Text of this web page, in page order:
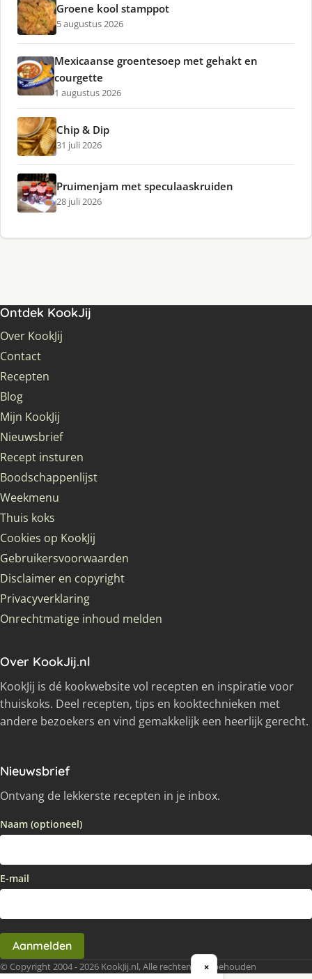
Groene kool stamppot
5 augustus 2026
Mexicaanse groentesoep met gehakt en
courgette
1 augustus 2026
Chip & Dip
31 juli 2026
Pruimenjam met speculaaskruiden
28 juli 2026
Ontdek KookJij
Over KookJij
Contact
Recepten
Blog
Mijn KookJij
Nieuwsbrief
Recept insturen
Boodschappenlijst
Weekmenu
Thuis koks
Cookies op KookJij
Gebruikersvoorwaarden
Disclaimer en copyright
Privacyverklaring
Onrechtmatige inhoud melden
Over KookJij.nl
KookJij is dé kookwebsite vol recepten en inspiratie voor
thuiskoks. Deel recepten, tips en kooktechnieken met
andere bezoekers en vind gemakkelijk een heerlijk gerecht.
Nieuwsbrief
Ontvang de lekkerste recepten in je inbox.
Naam (optioneel)
E-mail
Aanmelden
© Copyright 2004 - 2026 KookJij.nl, Alle rechten voorbehouden
×